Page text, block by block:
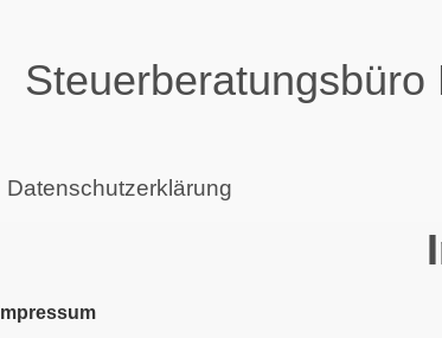
Steuerberatungsbüro
Datenschutzerklärung
Impressum